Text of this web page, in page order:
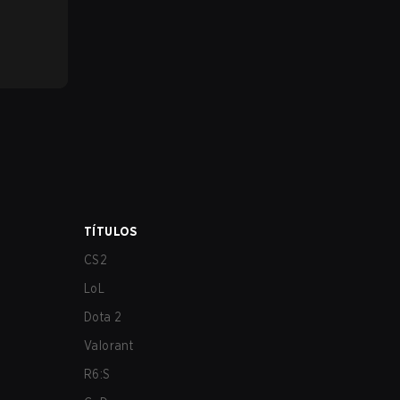
TÍTULOS
CS2
LoL
Dota 2
Valorant
R6:S